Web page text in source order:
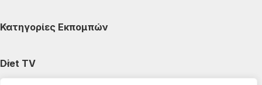
Κατηγορίες Εκπομπών
Diet TV